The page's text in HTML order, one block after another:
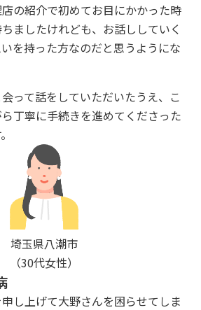
の紹介で初めてお目にかかった時
ましたけれども、お話ししていく
を持った方なのだと思うようにな
って話をしていただいたうえ、こ
丁寧に手続きを進めてくださった
埼玉県八潮市
（30代女性）
し上げて大野さんを困らせてしま